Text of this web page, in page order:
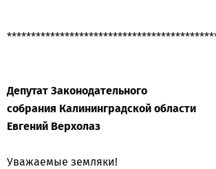
Депутат Законодательного
собрания Калининградской области
Евгений Верхолаз
Уважаемые земляки!